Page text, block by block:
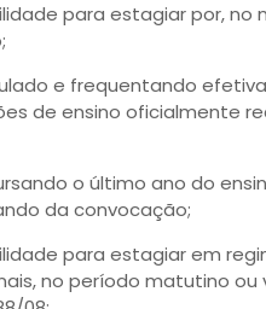
para estagiar por, no
e frequentando
de ensino oficialmente
o último ano do
da convocação;
para estagiar em
no período matutino